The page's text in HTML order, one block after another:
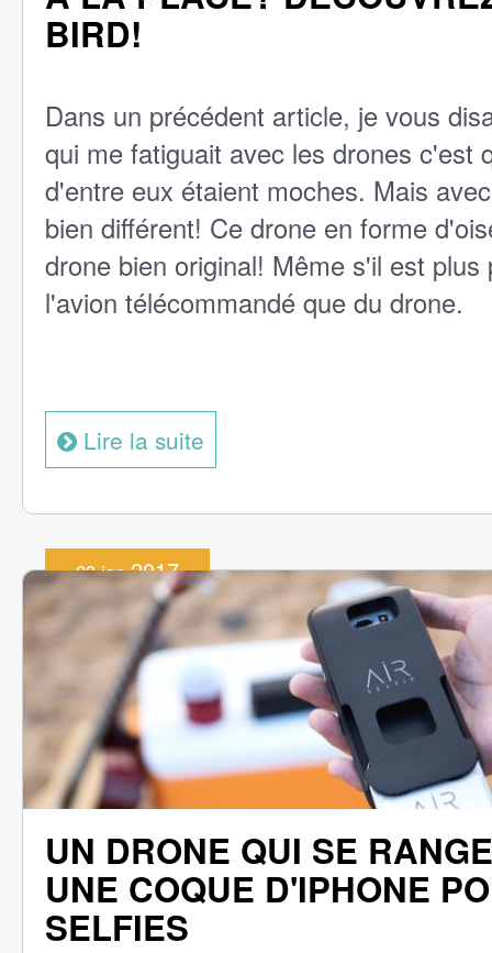
BIRD!
Dans un précédent article, je vous
qui me fatiguait avec les drones c'est
d'entre eux étaient moches. Mais
bien différent! Ce drone en forme
drone bien original! Même s'il est plus
l'avion télécommandé que du drone.
Lire la suite
UN DRONE QUI SE
UNE COQUE D'IPHONE
SELFIES
23 jan 2017